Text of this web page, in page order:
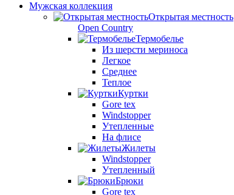
Мужская коллекция
Открытая местность
Open Country
Термобелье
Из шерсти мериноса
Легкое
Среднее
Теплое
Куртки
Gore tex
Windstopper
Утепленные
На флисе
Жилеты
Windstopper
Утепленный
Брюки
Gore tex